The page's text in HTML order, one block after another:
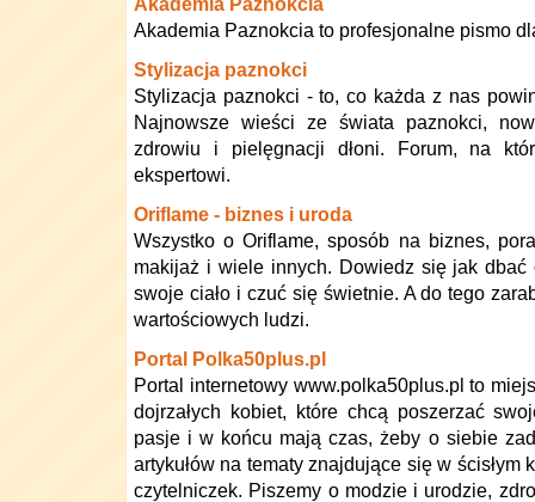
Akademia Paznokcia to profesjonalne pismo
Stylizacja paznokci
Stylizacja paznokci - to, co każda z nas
Najnowsze wieści ze świata paznokci,
zdrowiu i pielęgnacji dłoni. Forum, na
ekspertowi.
Oriflame - biznes i uroda
Wszystko o Oriflame, sposób na biznes,
makijaż i wiele innych. Dowiedz się jak
swoje ciało i czuć się świetnie. A do tego
wartościowych ludzi.
Portal Polka50plus.pl
Portal internetowy www.polka50plus.pl to
dojrzałych kobiet, które chcą poszerzać
pasje i w końcu mają czas, żeby o siebie
artykułów na tematy znajdujące się w ścisłym
czytelniczek. Piszemy o modzie i urodzie,